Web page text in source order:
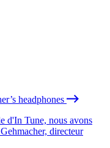
headphones
d'In Tune, nous avons
directeur